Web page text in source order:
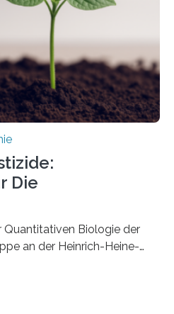
in Bernstein
Fossilfund einer
dar, denn…
Die
Quantitativen Biologie der
an der Heinrich-Heine-
Bakterien auf